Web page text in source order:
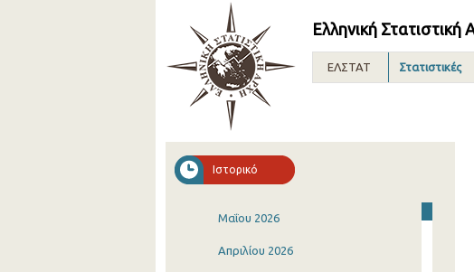
Ελληνική Στατιστική
ΕΛΣΤΑΤ Στατιστικές
Ιστορικό
Μαΐου 2026
Απριλίου 2026